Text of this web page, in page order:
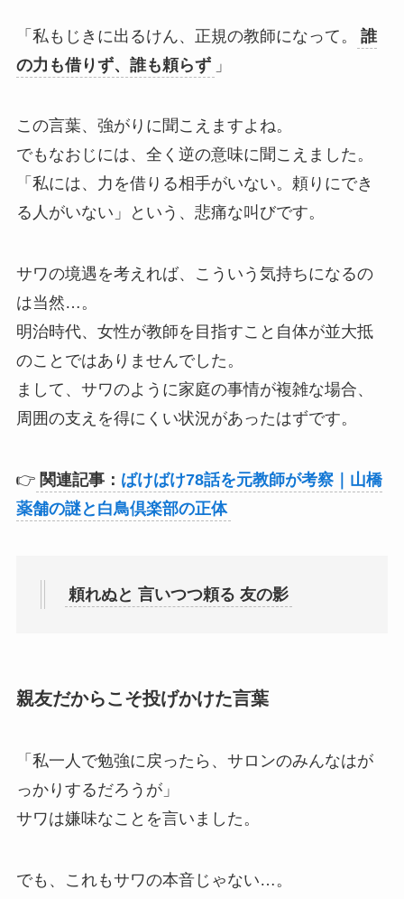
「私もじきに出るけん、正規の教師になって。
誰
の力も借りず、誰も頼らず 」
この言葉、強がりに聞こえますよね。
でもなおじには、全く逆の意味に聞こえました。
「私には、力を借りる相手がいない。頼りにでき
る人がいない」という、悲痛な叫びです。
サワの境遇を考えれば、こういう気持ちになるの
は当然…。
明治時代、女性が教師を目指すこと自体が並大抵
のことではありませんでした。
まして、サワのように家庭の事情が複雑な場合、
周囲の支えを得にくい状況があったはずです。
👉 関連記事： ばけばけ78話を元教師が考察｜山橋
薬舗の謎と白鳥倶楽部の正体
頼れぬと 言いつつ頼る 友の影
親友だからこそ投げかけた言葉
「私一人で勉強に戻ったら、サロンのみんなはが
っかりするだろうが」
サワは嫌味なことを言いました。
でも、これもサワの本音じゃない…。